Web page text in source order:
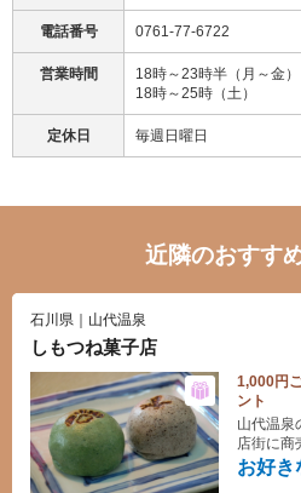
電話番号 0761-77-6722
営業時間
18時～23時半（月～金）
18時～25時（土）
定休日 毎週日曜日
近隣のおすす
石川県｜山代温泉
しもつね菓子店
1,000円
ント
お好き
山代温泉
店街に商
た。温泉
だ、ゴマ